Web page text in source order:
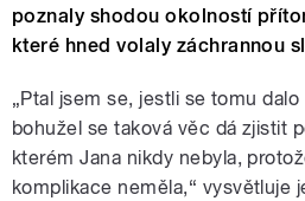
poznaly shodou okolností
které hned volaly záchrannou
„Ptal jsem se, jestli se tomu
bohužel se taková věc dá zjistit
kterém Jana nikdy nebyla,
komplikace neměla,“ vysvětluje